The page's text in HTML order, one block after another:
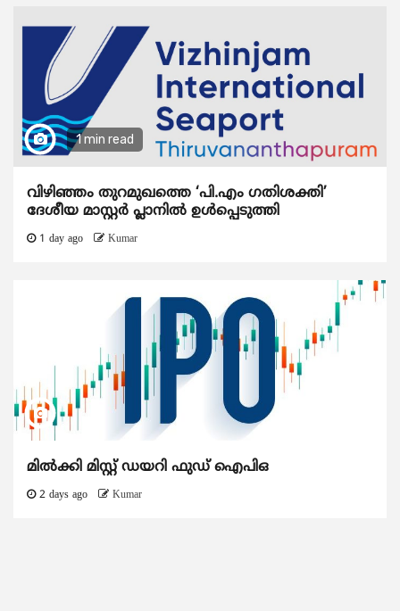
1 min read
വിഴിഞ്ഞം തുറമുഖത്തെ ‘പി.എം ഗതിശക്തി’
ദേശീയ മാസ്റ്റർ പ്ലാനിൽ ഉൾപ്പെടുത്തി
1 day ago Kumar
മിൽക്കി മിസ്റ്റ് ഡയറി ഫുഡ് ഐപിഒ
2 days ago Kumar